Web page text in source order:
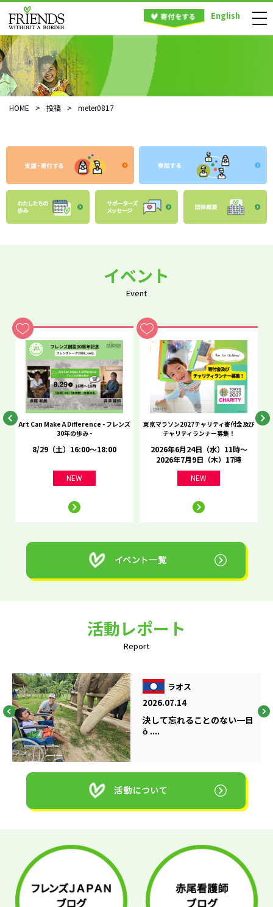
English
HOME > 投稿 > meter0817
イベント
Event
Art Can Make A Difference - フレンズ
30年の歩み -
8/29（土）16:00～18:00
NEW
東京マラソン2027チャリティ寄付金及び
チャリティランナー募集！
2026年6月24日（水）11時～
2026年7月9日（木）17時
NEW
活動レポート
Report
ラオス
2026.07.14
決して忘れることのない一日
ὁ ....